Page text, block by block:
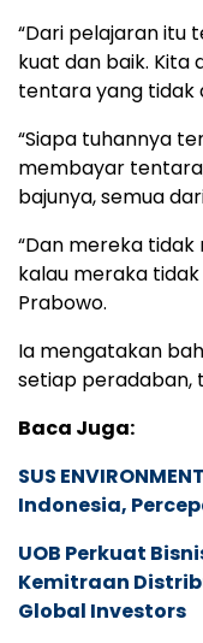
“Dari pelajaran itu
kuat dan baik. Kita
tentara yang tidak
“Siapa tuhannya
membayar
bajunya, semua
“Dan mereka
kalau meraka
Prabowo.
Ia mengatakan
setiap peradaban,
Baca Juga:
SUS
Indonesia,
UOB Perkuat
Kemitraan
Global Investors